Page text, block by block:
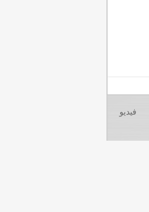
فيديو